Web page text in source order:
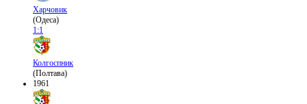
Харчовик
(Одеса)
1:1
Колгоспник
(Полтава)
1961